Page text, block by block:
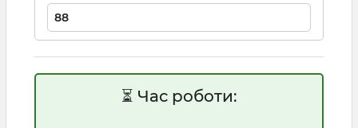
⏳ Час роботи: